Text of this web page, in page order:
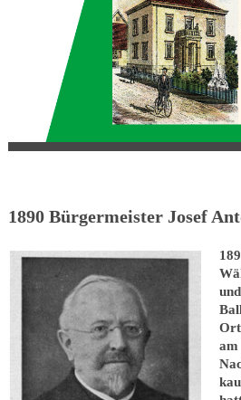
1890 Bürgermeister Josef